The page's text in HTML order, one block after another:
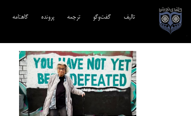
تالیف‎‌ گفت‌وگو ترجمه‌ پرونده گاهنامه